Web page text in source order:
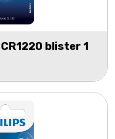
blister 1